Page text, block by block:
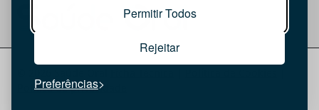
Permitir Todos
Rejeitar
Preferências
Política de privacidade